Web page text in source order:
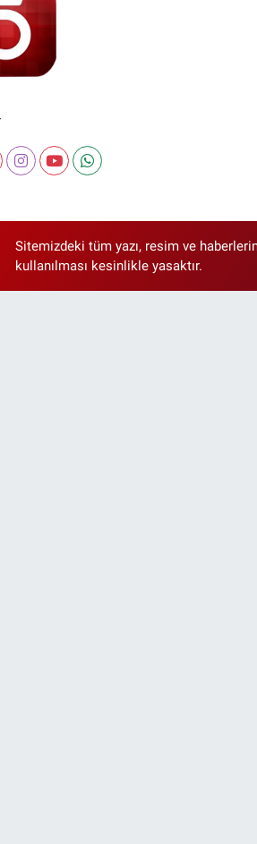
Sitemizdeki tüm yazı, resim ve
kullanılması kesinlikle yasaktır.